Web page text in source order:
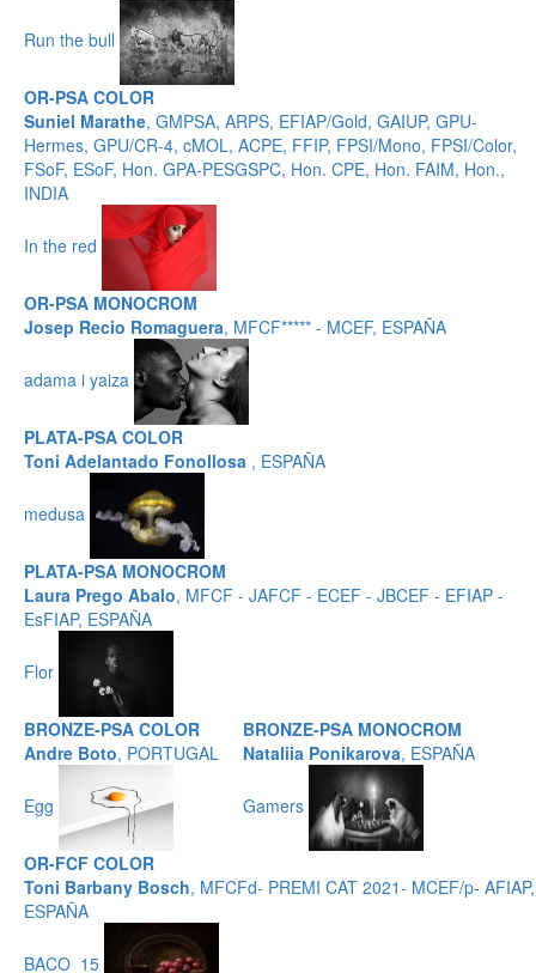
Run the bull
OR-PSA COLOR
Suniel Marathe, GMPSA, ARPS, EFIAP/Gold, GAIUP, GPU-
Hermes, GPU/CR-4, cMOL, ACPE, FFIP, FPSI/Mono, FPSI/Color,
FSoF, ESoF, Hon. GPA-PESGSPC, Hon. CPE, Hon. FAIM, Hon.,
INDIA
In the red
OR-PSA MONOCROM
Josep Recio Romaguera, MFCF***** - MCEF, ESPAÑA
adama i yaiza
PLATA-PSA COLOR
Toni Adelantado Fonollosa , ESPAÑA
medusa
PLATA-PSA MONOCROM
Laura Prego Abalo, MFCF - JAFCF - ECEF - JBCEF - EFIAP -
EsFIAP, ESPAÑA
Flor
BRONZE-PSA COLOR
Andre Boto, PORTUGAL
Egg
BRONZE-PSA MONOCROM
Nataliia Ponikarova, ESPAÑA
Gamers
OR-FCF COLOR
Toni Barbany Bosch, MFCFd- PREMI CAT 2021- MCEF/p- AFIAP,
ESPAÑA
BACO_15